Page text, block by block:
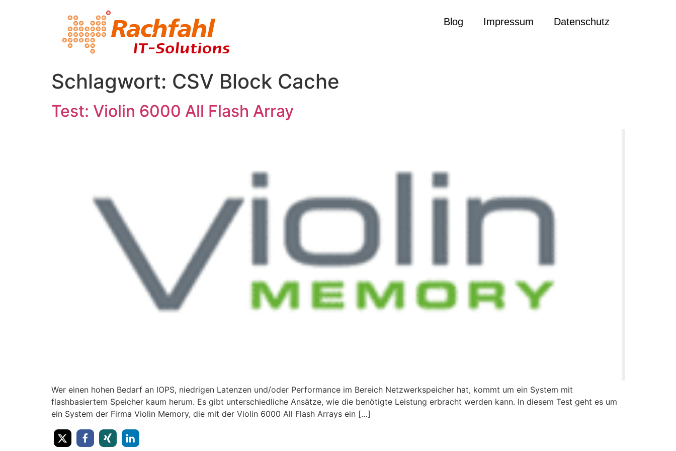
Blog Impressum Datenschutz
Schlagwort: CSV Block Cache
Test: Violin 6000 All Flash Array
Wer einen hohen Bedarf an IOPS, niedrigen Latenzen und/oder Performance im Bereich Netzwerkspeicher hat, kommt um ein System mit
flashbasiertem Speicher kaum herum. Es gibt unterschiedliche Ansätze, wie die benötigte Leistung erbracht werden kann. In diesem Test geht es um
ein System der Firma Violin Memory, die mit der Violin 6000 All Flash Arrays ein […]